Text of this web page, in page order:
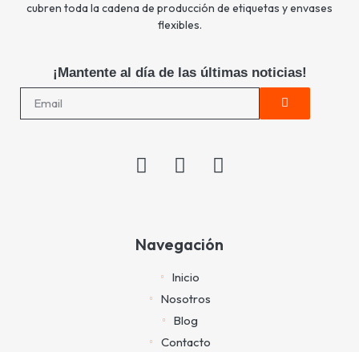
cubren toda la cadena de producción de etiquetas y envases
flexibles.
¡Mantente al día de las últimas noticias!
Navegación
Inicio
Nosotros
Blog
Contacto